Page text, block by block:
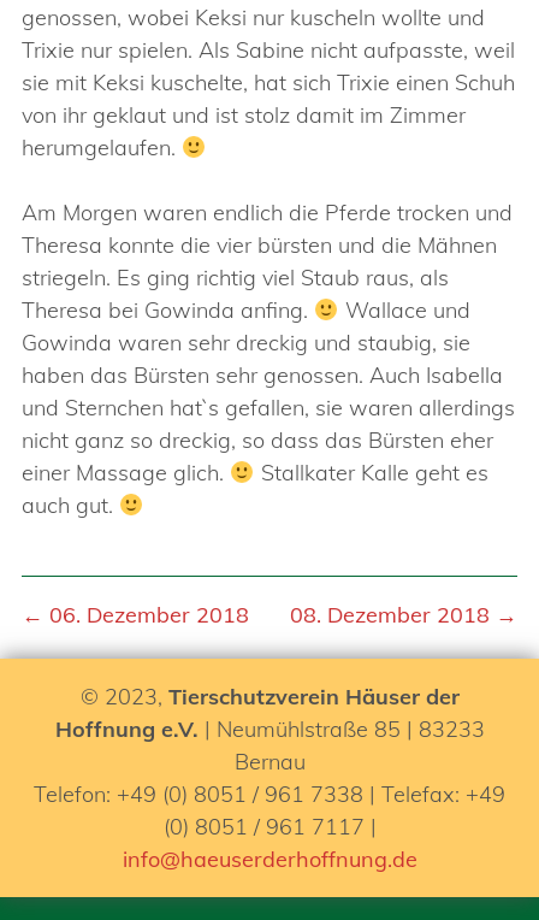
genossen, wobei Keksi nur kuscheln wollte und
Trixie nur spielen. Als Sabine nicht aufpasste, weil
sie mit Keksi kuschelte, hat sich Trixie einen Schuh
von ihr geklaut und ist stolz damit im Zimmer
herumgelaufen.
Am Morgen waren endlich die Pferde trocken und
Theresa konnte die vier bürsten und die Mähnen
striegeln. Es ging richtig viel Staub raus, als
Theresa bei Gowinda anfing.
Wallace und
Gowinda waren sehr dreckig und staubig, sie
haben das Bürsten sehr genossen. Auch Isabella
und Sternchen hat`s gefallen, sie waren allerdings
nicht ganz so dreckig, so dass das Bürsten eher
einer Massage glich.
Stallkater Kalle geht es
auch gut.
← 06. Dezember 2018 08. Dezember 2018 →
© 2023, Tierschutzverein Häuser der
Hoffnung e.V. | Neumühlstraße 85 | 83233
Bernau
Telefon: +49 (0) 8051 / 961 7338 | Telefax: +49
(0) 8051 / 961 7117 |
info@haeuserderhoffnung.de